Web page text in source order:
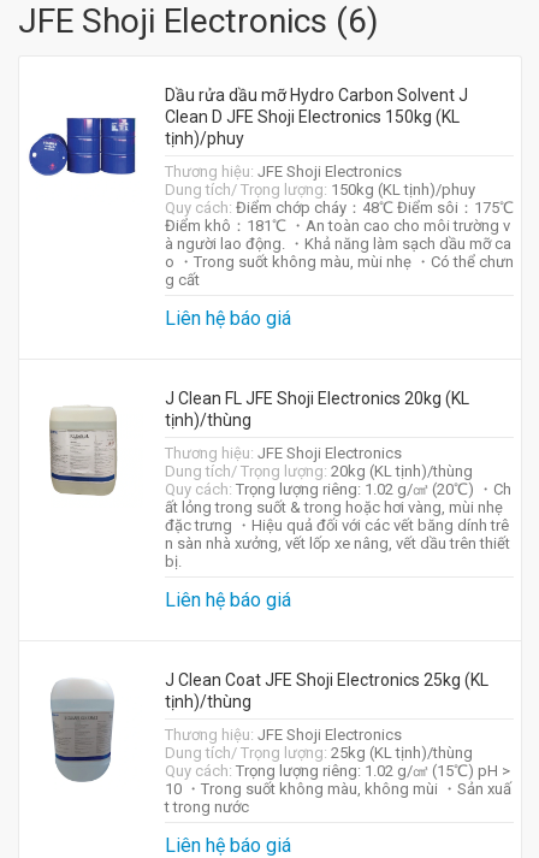
JFE Shoji Electronics (6)
Dầu rửa dầu mỡ Hydro Carbon Solvent J
Clean D JFE Shoji Electronics 150kg (KL
tịnh)/phuy
Thương hiệu: JFE Shoji Electronics
Dung tích/ Trọng lượng: 150kg (KL tịnh)/phuy
Quy cách: Điểm chớp cháy：48℃ Điểm sôi：175℃
Điểm khô：181℃ ・An toàn cao cho môi trường v
à người lao động. ・Khả năng làm sạch dầu mỡ ca
o ・Trong suốt không màu, mùi nhẹ ・Có thể chưn
g cất
Liên hệ báo giá
J Clean FL JFE Shoji Electronics 20kg (KL
tịnh)/thùng
Thương hiệu: JFE Shoji Electronics
Dung tích/ Trọng lượng: 20kg (KL tịnh)/thùng
Quy cách: Trọng lượng riêng: 1.02 g/㎤ (20℃) ・Ch
ất lỏng trong suốt & trong hoặc hơi vàng, mùi nhẹ
đặc trưng ・Hiệu quả đối với các vết băng dính trê
n sàn nhà xưởng, vết lốp xe nâng, vết dầu trên thiết
bị.
Liên hệ báo giá
J Clean Coat JFE Shoji Electronics 25kg (KL
tịnh)/thùng
Thương hiệu: JFE Shoji Electronics
Dung tích/ Trọng lượng: 25kg (KL tịnh)/thùng
Quy cách: Trọng lượng riêng: 1.02 g/㎤ (15℃) pH >
10 ・Trong suốt không màu, không mùi ・Sản xuấ
t trong nước
Liên hệ báo giá